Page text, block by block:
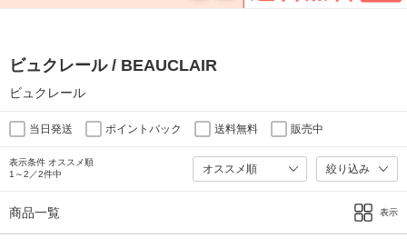
ビュクレール / BEAUCLAIR
ビュクレール
当日発送 ポイントバック 送料無料 販売中
表示条件 オススメ順
1～2／2件中
絞り込み
商品一覧 表示